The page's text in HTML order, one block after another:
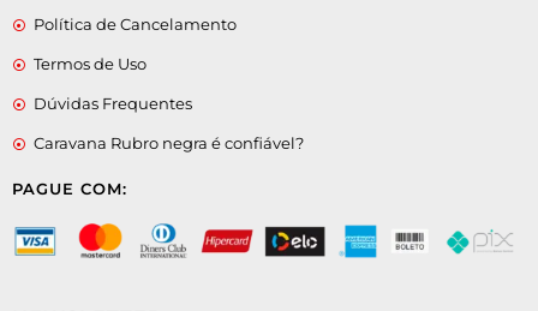
Política de Cancelamento
Termos de Uso
Dúvidas Frequentes
Caravana Rubro negra é confiável?
PAGUE COM: